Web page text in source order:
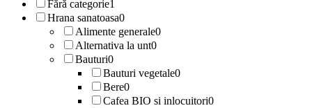
Fără categorie1
Hrana sanatoasa0
Alimente generale0
Alternativa la unt0
Bauturi0
Bauturi vegetale0
Bere0
Cafea BIO si inlocuitori0